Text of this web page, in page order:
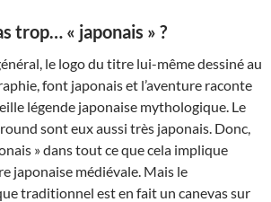
trop… « japonais » ?
le logo du titre lui-même dessiné au
font japonais et l’aventure raconte
légende japonaise mythologique. Le
sont eux aussi très japonais. Donc,
» dans tout ce que cela implique
japonaise médiévale. Mais le
traditionnel est en fait un canevas sur